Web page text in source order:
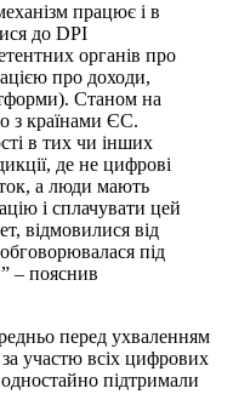
працює і в
до DPI
органів про
про доходи,
Станом на
з країнами ЄС.
в тих чи інших
де не цифрові
а люди мають
і сплачувати цей
відмовилися від
під
– пояснив
перед ухваленням
участю всіх цифрових
підтримали